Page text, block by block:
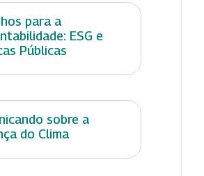
para a
ESG e
Públicas
sobre a
do Clima